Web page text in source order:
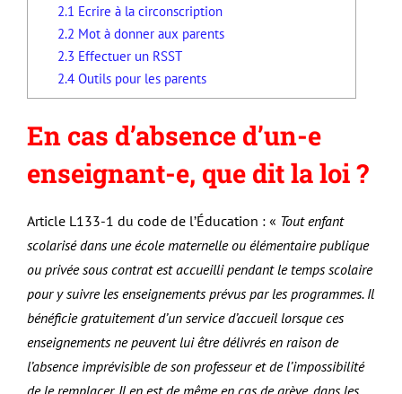
2.1 Ecrire à la circonscription
2.2 Mot à donner aux parents
2.3 Effectuer un RSST
2.4Outils pour les parents
En cas d’absence d’un-e
enseignant-e, que dit la loi ?
Article L133-1 du code de l’Éducation : « Tout enfant
scolarisé dans une école maternelle ou élémentaire publique
ou privée sous contrat est accueilli pendant le temps scolaire
pour y suivre les enseignements prévus par les programmes. Il
bénéficie gratuitement d’un service d’accueil lorsque ces
enseignements ne peuvent lui être délivrés en raison de
l’absence imprévisible de son professeur et de l’impossibilité